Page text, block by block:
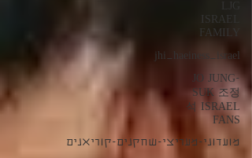
LJG
ISRAEL
FAMILY
jhi_haeiness_israel
JO JUNG-
SUK 조정
석 ISRAEL
FANS
מועדוני-מעריצי-שחקנים-קוריאנים